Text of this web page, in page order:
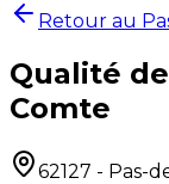
Retour au
Qualité
Comte
62127 - Pas-